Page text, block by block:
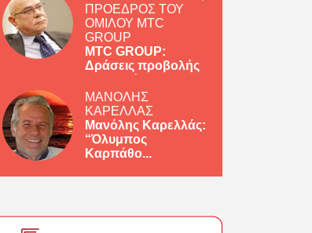
ΠΡΟΕΔΡΟΣ ΤΟΥ
ΟΜΙΛΟΥ MTC
GROUP
MTC GROUP:
Δράσεις προβολής
ΜΑΝΟΛΗΣ
ΚΑΡΕΛΛΑΣ
Μανόλης Καρελλάς:
“Όλυμπος
Καρπάθο...